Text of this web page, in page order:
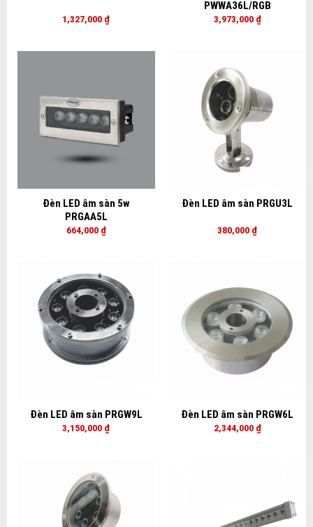
1,327,000 ₫
PWWA36L/RGB
3,973,000 ₫
Đèn LED âm sàn 5w
PRGAA5L
664,000 ₫
Đèn LED âm sàn PRGU3L
380,000 ₫
Đèn LED âm sàn PRGW9L
3,150,000 ₫
Đèn LED âm sàn PRGW6L
2,344,000 ₫